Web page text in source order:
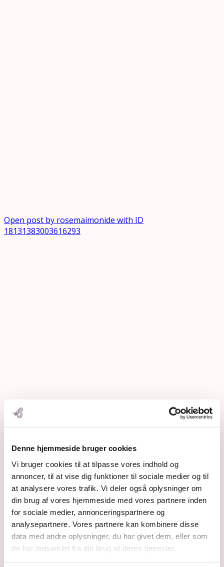
Denne hjemmeside bruger cookies
Vi bruger cookies til at tilpasse vores indhold og
annoncer, til at vise dig funktioner til sociale medier og til
at analysere vores trafik. Vi deler også oplysninger om
din brug af vores hjemmeside med vores partnere inden
for sociale medier, annonceringspartnere og
analysepartnere. Vores partnere kan kombinere disse
data med andre oplysninger, du har givet dem, eller som
de har indsamlet fra din brug af deres tjenester.
Open post by rosemaimonide with ID
18131383003616293
Relaterede indlæg
Fredagsbrevkassen uge 24 – 2013